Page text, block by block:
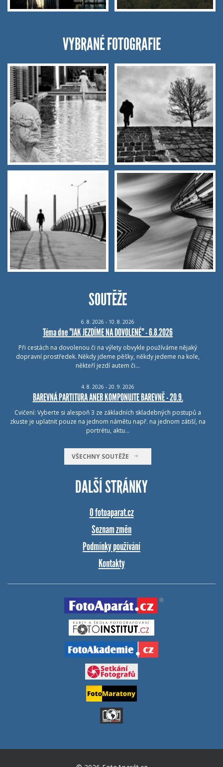
VYBRANÉ FOTOGRAFIE
SOUTĚŽE
6. 8. 2026 - 10. 8. 2026
Téma dne "JAK JEZDÍME NA DOVOLENÉ" - 6.8.2026
Při cestách na dovolenou či na výlety obvykle používáme nějaký
dopravní prostředek. Někdy jdeme pěšky, někdy jedeme na kole,
někteří jezdí autem či…
4. 8. 2026 - 20. 9. 2026
BAREVNÁ PARTITURA ANEB KOMPONUJTE BAREVNĚ - 20.9.
Cvičení: Vyberte si alespoň 3 ze základních skladebných postupů a
zkuste je uplatnit pouze na jednom námětu např. na jednom zátiší, na
portrétu, aktu…
VŠECHNY SOUTĚŽE
DALŠÍ STRÁNKY
O fotoaparat.cz
Seznam změn
Podmínky používání
Kontakty